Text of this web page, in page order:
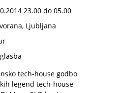
23.00 do 05.00
, Ljubljana
tech-house godbo
legend tech-house